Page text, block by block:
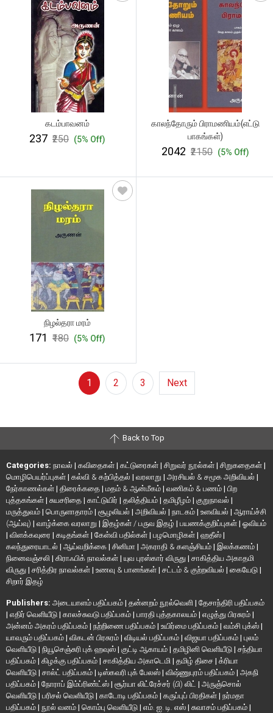
கடம்பாவனம்
₹237 ₹250 (5% Off)
காலந்தோரும் பிராமணியம்(எட்டு
பாகங்கள்)
₹2042 ₹2150 (5% Off)
நிழல்தரா மரம்
₹171 ₹180 (5% Off)
1 2 3 Next
Back to Top
Categories: நாவல் | கவிதைகள் | கட்டுரைகள் | சிறுவர் நூல்கள் | சிறுகதைகள் |
மொழிபெயர்ப்புகள் | கல்வி & கற்பித்தல் | வரலாறு | அரசியல் & சமூக அறிவியல் |
நேர்காணல்கள் | திரைக்கதை | மதம் & ஆன்மீகம் | வணிகம் & பணம் | பிற
புத்தகங்கள் | சுயசரிதை | காட்டுயிர் | தலித்தியம் | தமிழீழம் | குறுநாவல் |
மருத்துவம் | பொருளாதாரம் | சூழலியல் | அறிவியல் | நாடகம் | உளவியல் | ஆராய்ச்சி
(ஆய்வு) | வாழ்க்கை வரலாறு | இதழ்கள் / பருவ இதழ் | பயணக்குறிப்புகள் | ஓவியம்
| விளக்கவுரை | கடிதங்கள் | கேள்வி பதில்கள் | பழமொழிகள் | ஹதீஸ் |
கலந்துரையாடல் | ஆய்வறிக்கை | சினிமா | அகராதி & களஞ்சியம் | இலக்கணம் |
நினைவஞ்சலி | கிராஃபிக் நாவல்கள் | யுவ புரஸ்கார் விருது | சாகித்திய அகாதமி
விருது | சரித்திர நாவல்கள் | உணவு & பானங்கள் | சட்டம் & குற்றவியல் | கையேடு |
சிறார் இதழ்
Publishers: அடையாளம் பதிப்பகம் | தன்னறம் நூல்வெளி | தேசாந்திரி பதிப்பகம்
| எதிர் வெளியீடு | காலச்சுவடு பதிப்பகம் | பாரதி புத்தகாலயம் | எழுத்து பிரசுரம் |
அன்னம் அகரம் பதிப்பகம் | நற்றிணை பதிப்பகம் | உயிர்மை பதிப்பகம் | வம்சி புக்ஸ் |
யாவரும் பதிப்பகம் | விகடன் பிரசுரம் | விடியல் பதிப்பகம் | விஜயா பதிப்பகம் | புலம்
வெளியீடு | நியூசெஞ்சுரி புக் ஹவுஸ் | குட்டி ஆகாயம் | தமிழினி வெளியீடு | சந்தியா
பதிப்பகம் | கிழக்கு பதிப்பகம் | சாகித்திய அகாடெமி | தமிழ் திசை | க்ரியா
வெளியீடு | சால்ட் பதிப்பகம் | டிஸ்கவரி புக் பேலஸ் | விஷ்ணுபுரம் பதிப்பகம் | அகநி
பதிப்பகம் | நோராப் இம்ப்ரிண்ட்ஸ் | சூர்யா லிட்ரேச்சர் (பி) லிட் | அருஞ்சொல்
வெளியீடு | பரிசல் வெளியீடு | காடோடி பதிப்பகம் | கருப்புப் பிரதிகள் | நர்மதா
பதிப்பகம் | நூல் வனம் | கொம்பு வெளியீடு | எம். ஐ. டி. எஸ் | சுவாசம் பதிப்பகம் |